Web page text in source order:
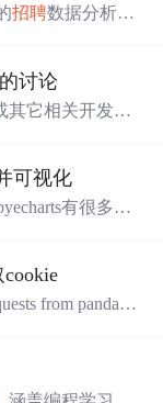
招聘数据分析与
度可视化。测试
。系统为企业招
讨论
其它相关开发人
，真是感到悲
我们报1X万
可视化
有很多地
文数字转换为数字并取中位数 m=m.split('-') a=re.findall('\d+'
cookie
from pandas i